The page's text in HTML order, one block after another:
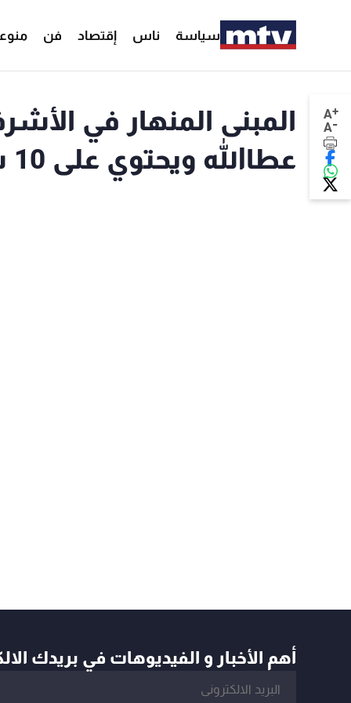
سياسة ناس إقتصاد فن
A+
A-
المبنى المنهار في
عطاالله ويحتوي على 10 شقق سكنية
أهم الأخبار و الفيديوهات في بريدك